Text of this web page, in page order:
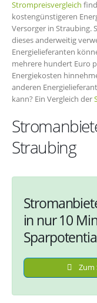
Strompreisvergleich
kostengünstigeren
Versorger in Straubing.
dieses anderweitig
Energielieferanten
mehrere hundert Euro
Energiekosten
anderen
kann? Ein Vergleich der
Straubing
in nur 10
Zum